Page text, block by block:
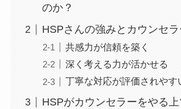
のか？
HSPさんの強みとカウンセ
共感力が信頼を築く
深く考える力が活かせる
丁寧な対応が評価されやす
HSPがカウンセラーをやる